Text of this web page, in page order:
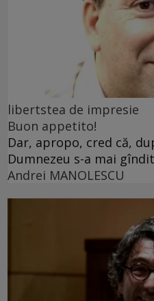
libertstea de impresie
Buon appetito!
Dar, apropo, cred că,
Dumnezeu s-a mai
Andrei MANOLESCU